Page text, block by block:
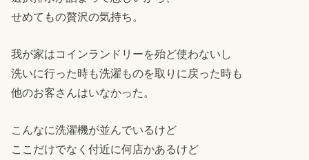
せめてもの贅沢の気持ち。
我が家はコインランドリーを殆ど使わないし
洗いに行った時も洗濯ものを取りに戻った時も
他のお客さんはいなかった。
こんなに洗濯機が並んでいるけど
ここだけでなく付近に何店かあるけど